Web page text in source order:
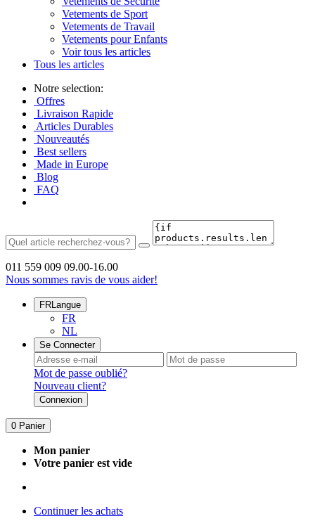
Vetements de Sport
Vetements de Travail
Vetements pour Enfants
Voir tous les articles
Tous les articles
Notre selection:
Offres
Livraison Rapide
Articles Durables
Nouveautés
Best sellers
Made in Europe
Blog
FAQ
011 559 009 09.00-16.00
Nous sommes ravis de vous aider!
FRLangue
FR
NL
Se Connecter
Mot de passe oublié?
Nouveau client?
Connexion
0 Panier
Mon panier
Votre panier est vide
Continuer les achats